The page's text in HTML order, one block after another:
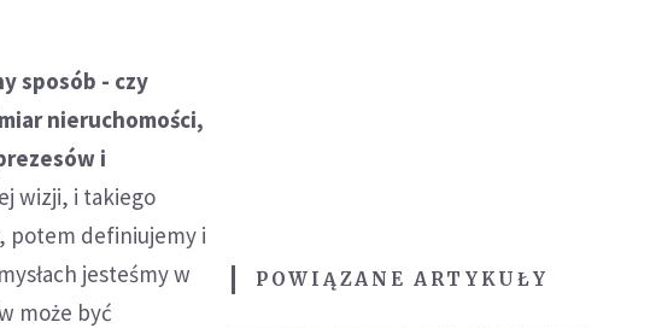
sposób - czy
nieruchomości,
i
wizji, i takiego
potem definiujemy i
jesteśmy w
może być
POWIĄZANE ARTYKUŁY